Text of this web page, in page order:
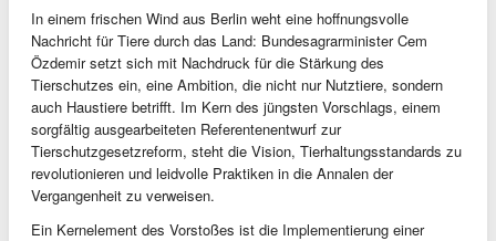
In einem frischen Wind aus Berlin weht eine hoffnungsvolle
Nachricht für Tiere durch das Land: Bundesagrarminister Cem
Özdemir setzt sich mit Nachdruck für die Stärkung des
Tierschutzes ein, eine Ambition, die nicht nur Nutztiere, sondern
auch Haustiere betrifft. Im Kern des jüngsten Vorschlags, einem
sorgfältig ausgearbeiteten Referentenentwurf zur
Tierschutzgesetzreform, steht die Vision, Tierhaltungsstandards zu
revolutionieren und leidvolle Praktiken in die Annalen der
Vergangenheit zu verweisen.
Ein Kernelement des Vorstoßes ist die Implementierung einer